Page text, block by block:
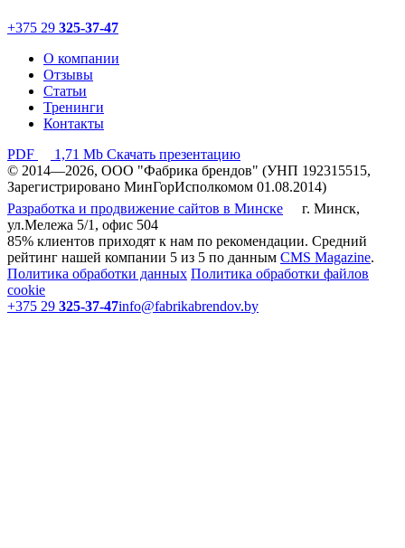
+375 29 325-37-47
О компании
Отзывы
Статьи
Тренинги
Контакты
PDF
1,71 Mb Скачать презентацию
© 2014—2026, ООО "Фабрика брендов" (УНП 192315515,
Зарегистрировано МинГорИсполкомом 01.08.2014)
Разработка и продвижение сайтов в Минске
г. Минск,
ул.Мележа 5/1, офис 504
85% клиентов приходят к нам по рекомендации. Средний
рейтинг нашей компании 5 из 5 по данным CMS Magazine.
Политика обработки данных Политика обработки файлов
cookie
+375 29 325-37-47info@fabrikabrendov.by